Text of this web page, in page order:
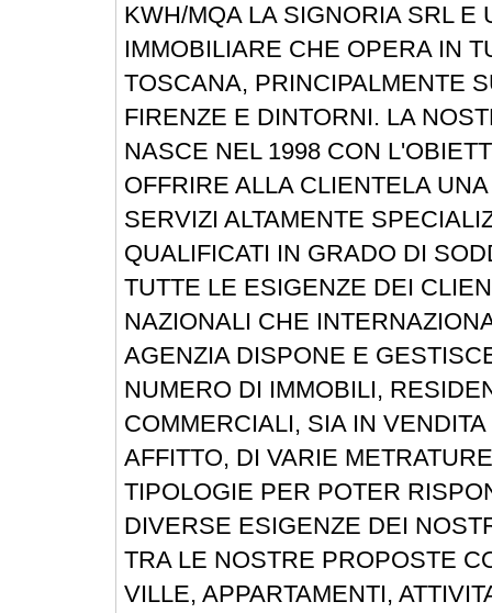
KWH/MQA LA SIGNORIA SRL E
IMMOBILIARE CHE OPERA IN
TOSCANA, PRINCIPALMENTE
FIRENZE E DINTORNI. LA
NASCE NEL 1998 CON
OFFRIRE ALLA CLIENTELA
SERVIZI ALTAMENTE
QUALIFICATI IN GRADO DI
TUTTE LE ESIGENZE DEI
NAZIONALI CHE
AGENZIA DISPONE E
NUMERO DI IMMOBILI,
COMMERCIALI, SIA IN
AFFITTO, DI VARIE
TIPOLOGIE PER POTER
DIVERSE ESIGENZE DEI
TRA LE NOSTRE PROPOSTE
VILLE, APPARTAMENTI,